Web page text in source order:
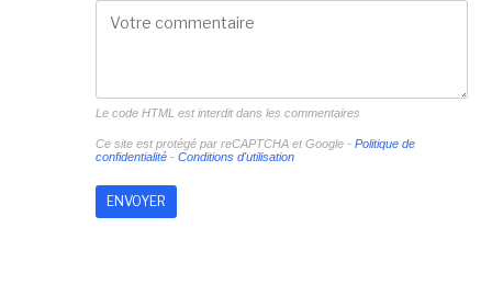
Le code HTML est interdit dans les commentaires
Ce site est protégé par reCAPTCHA et Google - Politique de
confidentialité- Conditions d'utilisation